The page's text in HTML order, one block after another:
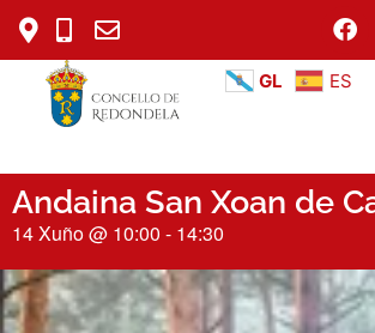
GL ES
Andaina San Xoan de
14 Xuño@ 10:00 - 14:30